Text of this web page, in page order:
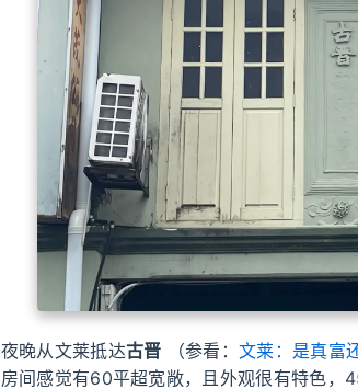
夜晚从文莱抵达古晋 （参看：文莱：是真富
房间感觉有60平超宽敞，且外观很有特色